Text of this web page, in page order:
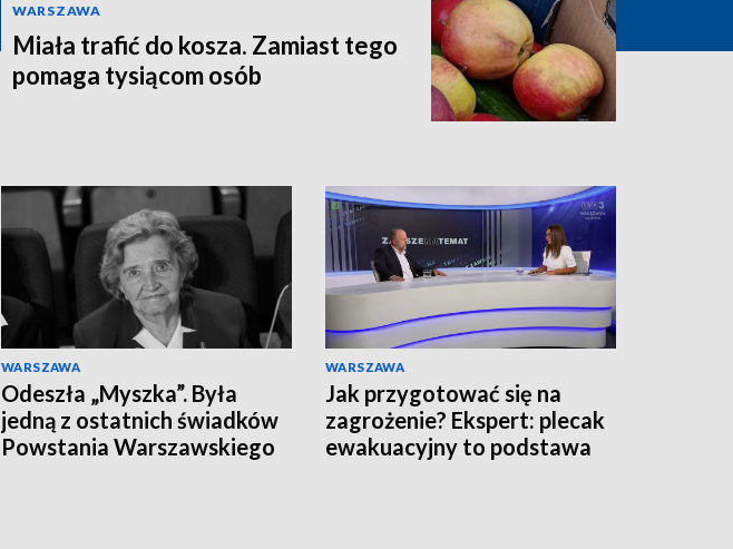
WARSZAWA
Miała trafić do kosza. Zamiast tego
pomaga tysiącom osób
WARSZAWA
Odeszła „Myszka”. Była
jedną z ostatnich świadków
Powstania Warszawskiego
WARSZAWA
Jak przygotować się na
zagrożenie? Ekspert: plecak
ewakuacyjny to podstawa